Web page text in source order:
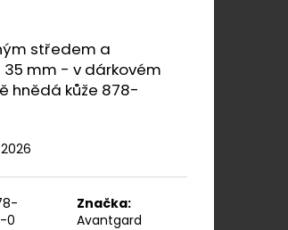
středem a
mm - v dárkovém
hnědá kůže 878-
0
Značka:
Avantgard